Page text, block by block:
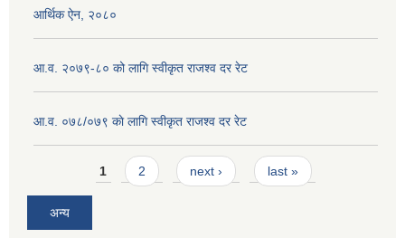
आर्थिक ऐन, २०८०
आ.व. २०७९-८० को लागि स्वीकृत राजश्व दर रेट
आ.व. ०७८/०७९ काे लागि स्वीकृत राजश्व दर रेट
Pages1 2 next › last »
अन्य